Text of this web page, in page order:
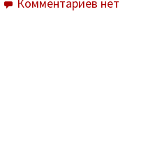
Комментариев нет